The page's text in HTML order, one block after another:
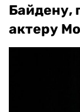
Байдену,
актеру